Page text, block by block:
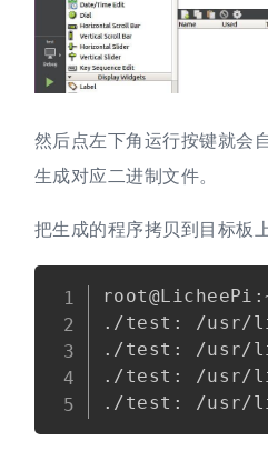
然后点左下角运行按键就会
生成对应二进制文件。
把生成的程序拷贝到目标板
./test: /usr/
./test: /usr/
./test: /usr/